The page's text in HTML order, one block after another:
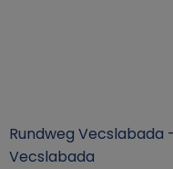
Rundweg Vecslabada
Vecslabada